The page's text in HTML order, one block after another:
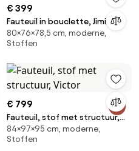
€ 399
Fauteuil in bouclette, Jimi
80×76×78,5 cm, moderne,
Stoffen
€ 799
Fauteuil, stof met structuur,
Victor
84×97×95 cm, moderne,
Stoffen